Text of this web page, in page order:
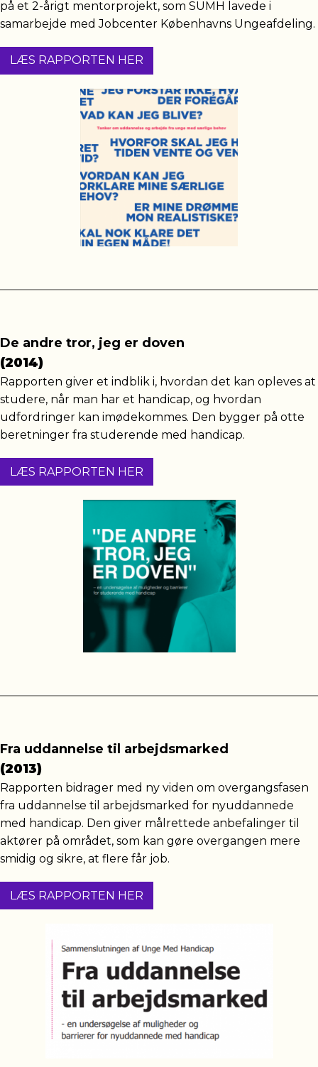
på et 2-årigt mentorprojekt, som SUMH lavede i
samarbejde med Jobcenter Københavns Ungeafdeling.
LÆS RAPPORTEN HER
De andre tror, jeg er doven
(2014)
Rapporten giver et indblik i, hvordan det kan opleves at
studere, når man har et handicap, og hvordan
udfordringer kan imødekommes. Den bygger på otte
beretninger fra studerende med handicap.
LÆS RAPPORTEN HER
Fra uddannelse til arbejdsmarked
(2013)
Rapporten bidrager med ny viden om overgangsfasen
fra uddannelse til arbejdsmarked for nyuddannede
med handicap. Den giver målrettede anbefalinger til
aktører på området, som kan gøre overgangen mere
smidig og sikre, at flere får job.
LÆS RAPPORTEN HER